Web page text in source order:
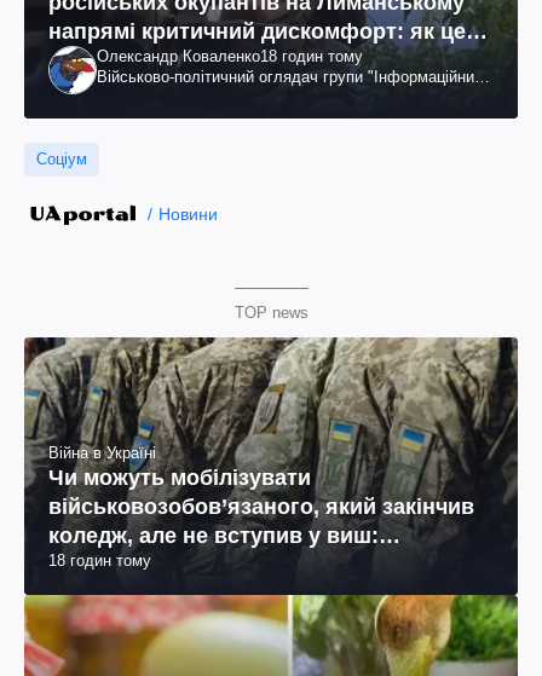
напрямі критичний дискомфорт: як це
вдалосяОлександр Коваленко18 годин тому
Військово-політичний оглядач групи "Інформаційний
Соціум
Новини
TOP news
Війна в Україні
Чи можуть мобілізувати
військовозобов’язаного, який закінчив
коледж, але не вступив у виш:
пояснення юриста
18 годин тому